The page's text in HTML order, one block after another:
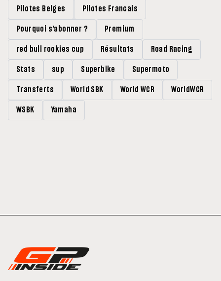
Pilotes Belges Pilotes Francais
Pourquoi s'abonner ? Premium
red bull rookies cup Résultats Road Racing
Stats sup Superbike Supermoto
Transferts World SBK World WCR WorldWCR
WSBK Yamaha